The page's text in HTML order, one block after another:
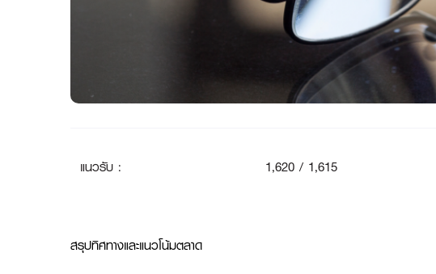
แนวรับ: 1,620 / 1,615
สรุปทิศทางและแนวโน้มตลาด